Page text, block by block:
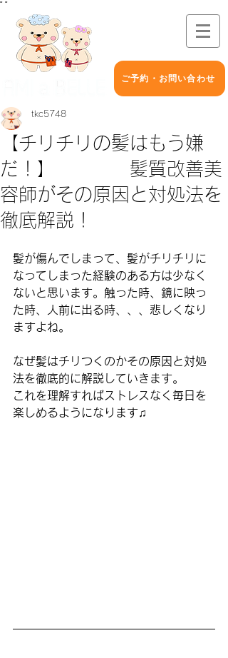
" "
ご予約・お問い合わせ
【チリチリの髪はもう嫌
だ！】 髪質改善美
容師がその原因と対処法を
徹底解説！
tkc5748
髪が傷んでしまって、髪がチリチリに
なってしまった経験のある方は少なく
ないと思います。触った時、鏡に映っ
た時、人前に出る時、、、悲しくなり
ますよね。
なぜ髪はチリつくのかその原因と対処
法を徹底的に解説していきます。
これを理解すればストレスなく毎日を
楽しめるようになります♫